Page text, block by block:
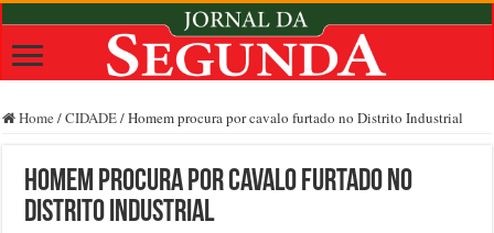
Home /CIDADE/Homem procura por cavalo furtado no Distrito Industrial
Homem procura por cavalo furtado no
Distrito Industrial